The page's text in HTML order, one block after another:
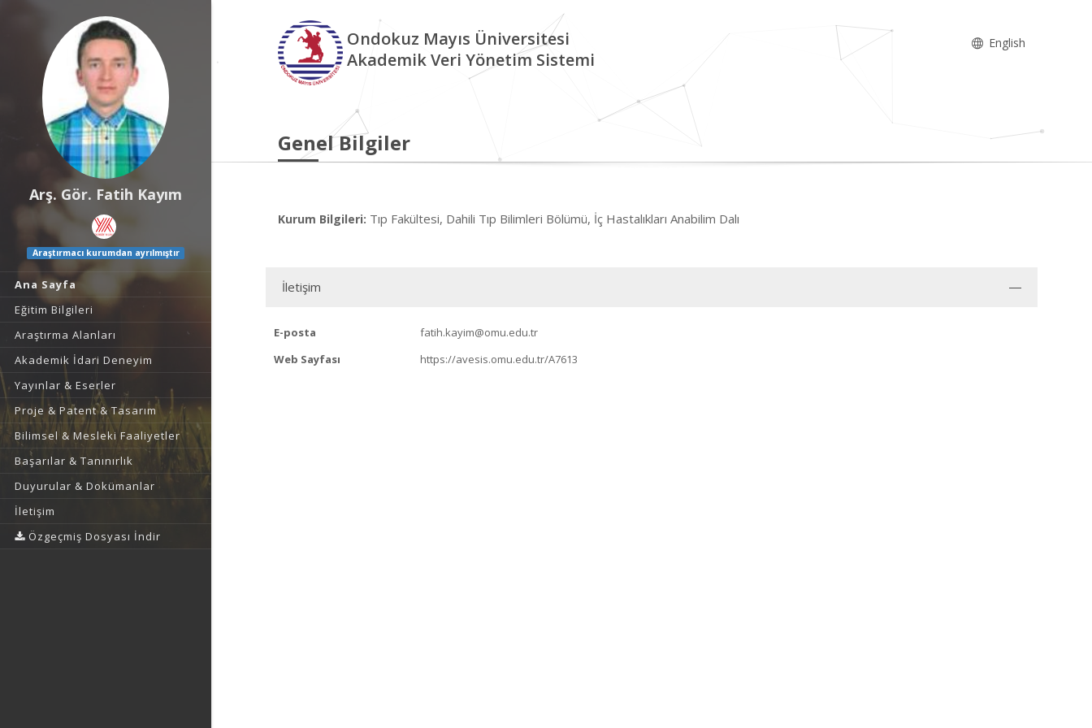
Arş. Gör. Fatih Kayım
Araştırmacı kurumdan ayrılmıştır
Ana Sayfa
Eğitim Bilgileri
Araştırma Alanları
Akademik İdari Deneyim
Yayınlar & Eserler
Proje & Patent & Tasarım
Bilimsel & Mesleki Faaliyetler
Başarılar & Tanınırlık
Duyurular & Dokümanlar
İletişim
Özgeçmiş Dosyası İndir
Ondokuz Mayıs Üniversitesi
Akademik Veri Yönetim Sistemi
English
Genel Bilgiler
Kurum Bilgileri: Tıp Fakültesi, Dahili Tıp Bilimleri Bölümü, İç Hastalıkları Anabilim Dalı
İletişim
E-posta
fatih.kayim@omu.edu.tr
Web Sayfası
https://avesis.omu.edu.tr/A7613